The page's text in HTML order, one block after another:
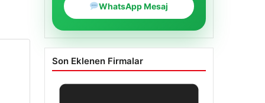
WhatsApp Mesaj
Son Eklenen Firmalar